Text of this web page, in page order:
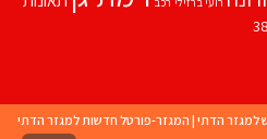
למגזר הדתי | המגזר-פורטל חדשות למגזר הדתי